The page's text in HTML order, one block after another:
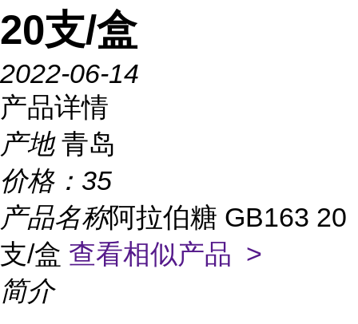
20支/盒
2022-06-14
产品详情
产地 青岛
价格： 35
产品名称阿拉伯糖 GB163 20
支/盒 查看相似产品 >
简介